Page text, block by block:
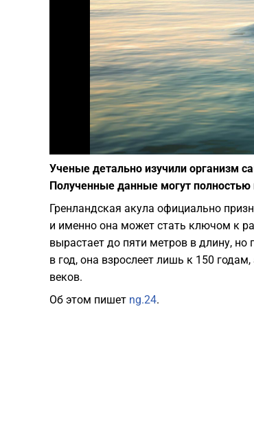
Ученые детально изучили организм
Полученные данные могут
Гренландская акула официально
и именно она может стать ключом к
вырастает до пяти метров в длину,
в год, она взрослеет лишь к 150
веков.
Об этом пишет ng.24.